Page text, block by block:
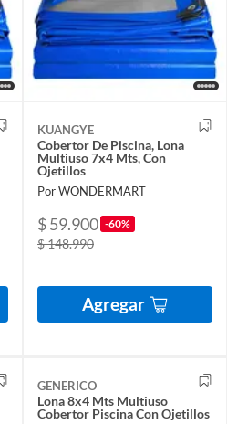
KUANGYE
Cobertor De Piscina, Lona
Multiuso 7x4 Mts, Con
Ojetillos
Por WONDERMART
$ 59.900 -60%
$ 148.990
Agregar
GENERICO
Lona 8x4 Mts Multiuso
Cobertor Piscina Con Ojetillos